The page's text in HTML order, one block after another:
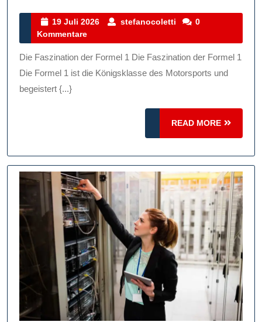
Und
Der
Formel
Die
Kulissen
19 Juli 2026
19
2026
stefanocoletti stefanocoletti
0
Kommentare
Die Faszination der Formel 1 Die Faszination der Formel 1
Die Formel 1 ist die Königsklasse des Motorsports und
begeistert {...}
READ MORE
READ
MORE